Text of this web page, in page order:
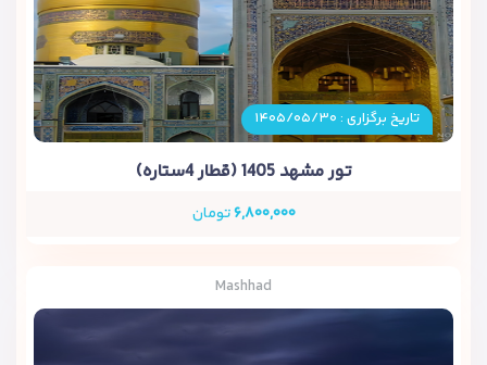
تاریخ برگزاری : ۱۴۰۵/۰۵/۳۰
تور مشهد 1405 (قطار 4ستاره)
۶,۸۰۰,۰۰۰تومان
Mashhad